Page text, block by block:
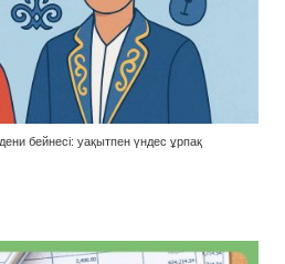
бейнесі: уақытпен үндес ұрпақ